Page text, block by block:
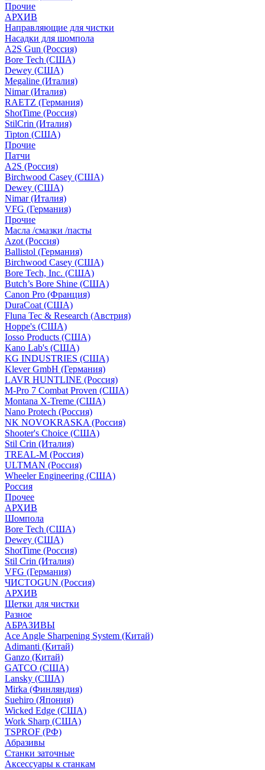
Прочие
АРХИВ
Направляющие для чистки
Насадки для шомпола
A2S Gun (Россия)
Bore Tech (США)
Dewey (США)
Megaline (Италия)
Nimar (Италия)
RAETZ (Германия)
ShotTime (Россия)
StilCrin (Италия)
Tipton (США)
Прочие
Патчи
A2S (Россия)
Birchwood Casey (США)
Dewey (США)
Nimar (Италия)
VFG (Германия)
Прочие
Масла /смазки /пасты
Azot (Россия)
Ballistol (Германия)
Birchwood Casey (США)
Bore Tech, Inc. (США)
Butch’s Bore Shine (СШA)
Canon Pro (Франция)
DuraCoat (США)
Fluna Tec & Research (Австрия)
Hoppe's (США)
Iosso Products (США)
Kano Lab's (США)
KG INDUSTRIES (США)
Klever GmbH (Германия)
LAVR HUNTLINE (Россия)
M-Pro 7 Combat Proven (СШA)
Montana X-Treme (США)
Nano Protech (Россия)
NK NOVOKRASKA (Россия)
Shooter's Choice (СШA)
Stil Crin (Италия)
TREAL-M (Россия)
ULTMAN (Россия)
Wheeler Engineering (СШA)
Россия
Прочее
АРХИВ
Шомпола
Bore Tech (США)
Dewey (США)
ShotTime (Россия)
Stil Crin (Италия)
VFG (Германия)
ЧИСТОGUN (Россия)
АРХИВ
Щетки для чистки
Разное
АБРАЗИВЫ
Ace Angle Sharpening System (Китай)
Adimanti (Китай)
Ganzo (Китай)
GATCO (США)
Lansky (США)
Mirka (Финляндия)
Suehiro (Япония)
Wicked Edge (США)
Work Sharp (США)
TSPROF (РФ)
Абразивы
Станки заточные
Аксессуары к станкам